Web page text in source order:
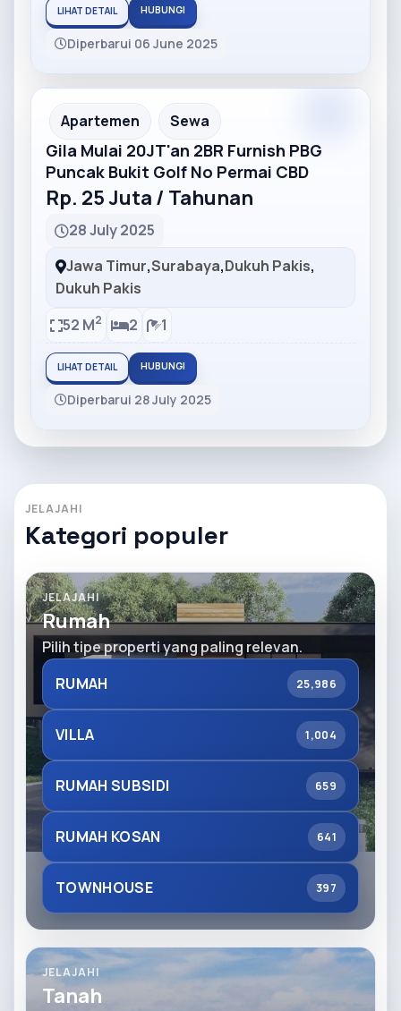
LIHAT DETAIL HUBUNGI
Diperbarui 06 June 2025
Partner Ad
Apartemen Sewa
Gila Mulai 20JT'an 2BR Furnish PBG
Puncak Bukit Golf No Permai CBD
Rp. 25 Juta / Tahunan
28 July 2025
Jawa Timur,Surabaya,Dukuh Pakis,
Dukuh Pakis
52 M2 2 1
LIHAT DETAIL HUBUNGI
Diperbarui 28 July 2025
JELAJAHI
Kategori populer
JELAJAHI
Rumah
Pilih tipe properti yang paling relevan.
RUMAH
25,986
VILLA 1,004
RUMAH SUBSIDI 659
RUMAH KOSAN 641
TOWNHOUSE 397
JELAJAHI
Tanah